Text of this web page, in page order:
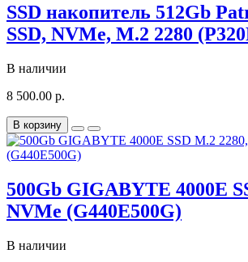
SSD накопитель 512Gb
SSD, NVMe, M.2 2280
В наличии
8 500.00 р.
В корзину
500Gb GIGABYTE 4000E
NVMe (G440E500G)
В наличии